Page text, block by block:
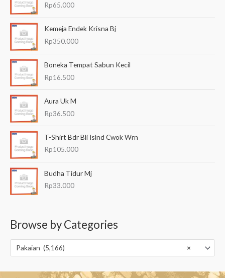
Rp65.000
Kemeja Endek Krisna Bj
Rp350.000
Boneka Tempat Sabun Kecil
Rp16.500
Aura Uk M
Rp36.500
T-Shirt Bdr Bli Islnd Cwok Wrn
Rp105.000
Budha Tidur Mj
Rp33.000
Browse by Categories
×
Pakaian (5,166)